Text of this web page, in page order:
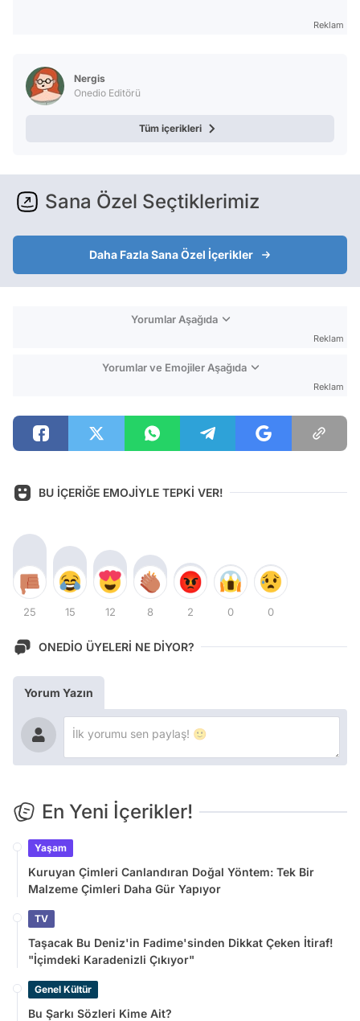
Reklam
Nergis
Onedio Editörü
Tüm içerikleri
Sana Özel Seçtiklerimiz
Daha Fazla Sana Özel İçerikler
Yorumlar Aşağıda
Reklam
Yorumlar ve Emojiler Aşağıda
Reklam
BU İÇERİĞE EMOJİYLE TEPKİ VER!
25 15 12 8 2 0 0
ONEDİO ÜYELERİ NE DİYOR?
Yorum Yazın
En Yeni İçerikler!
Yaşam
Kuruyan Çimleri Canlandıran Doğal Yöntem: Tek Bir
Malzeme Çimleri Daha Gür Yapıyor
TV
Taşacak Bu Deniz'in Fadime'sinden Dikkat Çeken İtiraf!
"İçimdeki Karadenizli Çıkıyor"
Genel Kültür
Bu Şarkı Sözleri Kime Ait?